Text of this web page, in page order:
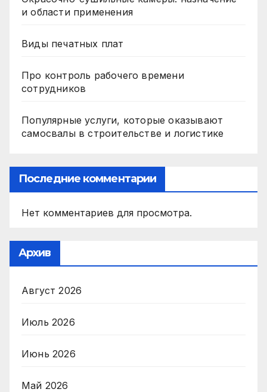
и области применения
Виды печатных плат
Про контроль рабочего времени
сотрудников
Популярные услуги, которые оказывают
самосвалы в строительстве и логистике
Последние комментарии
Нет комментариев для просмотра.
Архив
Август 2026
Июль 2026
Июнь 2026
Май 2026